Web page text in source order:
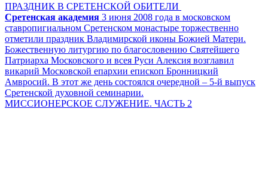
ПРАЗДНИК В СРЕТЕНСКОЙ ОБИТЕЛИ
Сретенская академия 3 июня 2008 года в московском
ставропигиальном Сретенском монастыре торжественно
отметили праздник Владимирской иконы Божией Матери.
Божественную литургию по благословению Святейшего
Патриарха Московского и всея Руси Алексия возглавил
викарий Московской епархии епископ Бронницкий
Амвросий. В этот же день состоялся очередной – 5-й выпуск
Сретенской духовной семинарии.
МИССИОНЕРСКОЕ СЛУЖЕНИЕ. ЧАСТЬ 2